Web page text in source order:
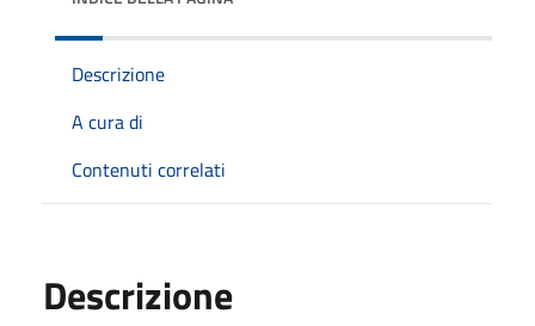
Descrizione
A cura di
Contenuti correlati
Descrizione